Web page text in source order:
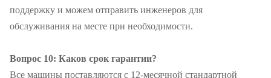
поддержку и можем отправить инженеров для
обслуживания на месте при необходимости.
Вопрос 10: Каков срок гарантии?
Все машины поставляются с 12-месячной стандартной